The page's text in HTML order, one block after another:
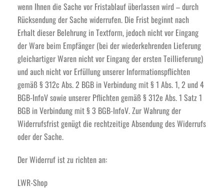
wenn Ihnen die Sache vor Fristablauf überlassen wird – durch
Rücksendung der Sache widerrufen. Die Frist beginnt nach
Erhalt dieser Belehrung in Textform, jedoch nicht vor Eingang
der Ware beim Empfänger (bei der wiederkehrenden Lieferung
gleichartiger Waren nicht vor Eingang der ersten Teillieferung)
und auch nicht vor Erfüllung unserer Informationspflichten
gemäß § 312c Abs. 2 BGB in Verbindung mit § 1 Abs. 1, 2 und 4
BGB-InfoV sowie unserer Pflichten gemäß § 312e Abs. 1 Satz 1
BGB in Verbindung mit § 3 BGB-InfoV. Zur Wahrung der
Widerrufsfrist genügt die rechtzeitige Absendung des Widerrufs
oder der Sache.
Der Widerruf ist zu richten an:
LWR-Shop